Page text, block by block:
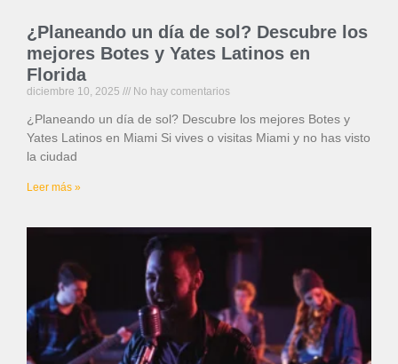
¿Planeando un día de sol? Descubre los
mejores Botes y Yates Latinos en
Florida
diciembre 10, 2025 No hay comentarios
¿Planeando un día de sol? Descubre los mejores Botes y
Yates Latinos en Miami Si vives o visitas Miami y no has visto
la ciudad
Leer más »